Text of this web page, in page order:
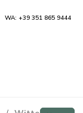
WA: +39 351 865 9444